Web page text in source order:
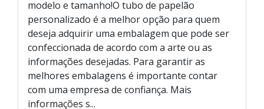
modelo e tamanho!O tubo de papelão
personalizado é a melhor opção para quem
deseja adquirir uma embalagem que pode ser
confeccionada de acordo com a arte ou as
informações desejadas. Para garantir as
melhores embalagens é importante contar
com uma empresa de confiança. Mais
informações s...